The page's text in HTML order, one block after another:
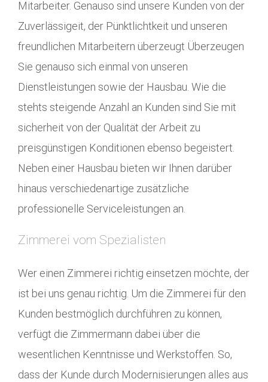
Mitarbeiter. Genauso sind unsere Kunden von der
Zuverlässigeit, der Pünktlichtkeit und unseren
freundlichen Mitarbeitern überzeugt Überzeugen
Sie genauso sich einmal von unseren
Dienstleistungen sowie der Hausbau. Wie die
stehts steigende Anzahl an Kunden sind Sie mit
sicherheit von der Qualität der Arbeit zu
preisgünstigen Konditionen ebenso begeistert.
Neben einer Hausbau bieten wir Ihnen darüber
hinaus verschiedenartige zusätzliche
professionelle Serviceleistungen an.
Zimmerei vom Spezialisten
Wer einen Zimmerei richtig einsetzen möchte, der
ist bei uns genau richtig. Um die Zimmerei für den
Kunden bestmöglich durchführen zu können,
verfügt die Zimmermann dabei über die
wesentlichen Kenntnisse und Werkstoffen. So,
dass der Kunde durch Modernisierungen alles aus